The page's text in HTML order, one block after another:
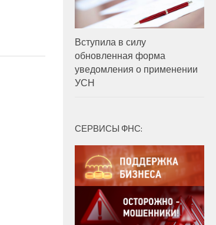
Вступила в силу
обновленная форма
уведомления о применении
УСН
СЕРВИСЫ ФНС: